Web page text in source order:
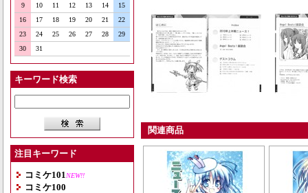
9
10 11 12 13 14
15
16
17 18 19 20 21
22
23
24 25 26 27 28
29
30
31
キーワード検索
注目キーワード
コミケ101 NEW!!
コミケ100
関連商品